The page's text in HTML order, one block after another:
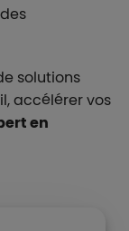
solutions
accélérer vos
en